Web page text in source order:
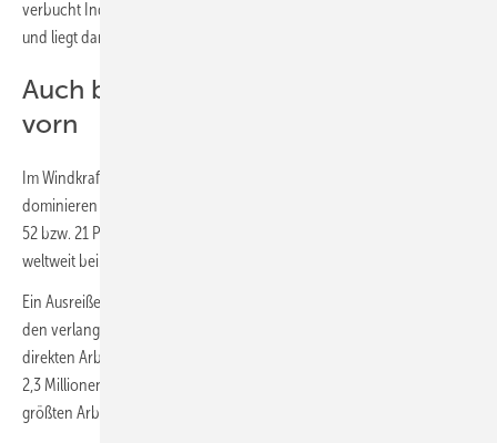
verbucht Indonesien mit seiner stark steigenden Produktion für sich
und liegt damit auf dem zweiten Platz.
Auch bei der Windkraft liegt China
vorn
Im Windkraftsektor halten China und Europa die Führungsposition. Sie
dominieren die Herstellung und Installation von Turbinen und trugen
52 bzw. 21 Prozent zu den insgesamt 1,5 Millionen Arbeitsplätzen
weltweit bei.
Ein Ausreißer beim allgemeinen Wachstumstrend ist, bedingt durch
den verlangsamten Ausbau, die Wasserkraft mit einem Rückgang der
direkten Arbeitsplätze von rund 2,5 Millionen im Jahr 2022 auf
2,3 Millionen. China, Indien, Brasilien, Vietnam und Pakistan waren die
größten Arbeitgeber der Branche.